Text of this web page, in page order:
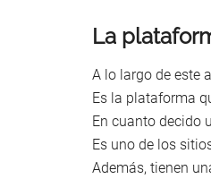
La
A lo largo de este
Es la plataforma
En cuanto decido
Es uno de los
Además, tienen